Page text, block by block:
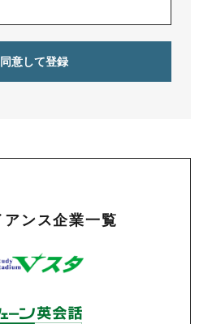
ンス企業一覧